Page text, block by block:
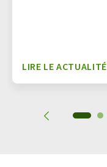
LIRE LE ACTUALITÉ